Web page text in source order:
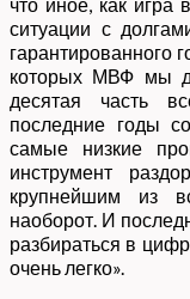
ситуации с
гарантированного
которых МВФ мы
десятая часть
последние годы
самые низкие
инструмент
крупнейшим из
наоборот. И
разбираться в
очень легко».